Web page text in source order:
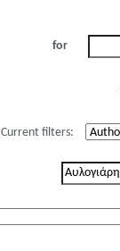
for
Current filters: